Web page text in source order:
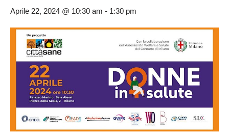
Aprile 22, 2024 @ 10:30 am - 1:30 pm